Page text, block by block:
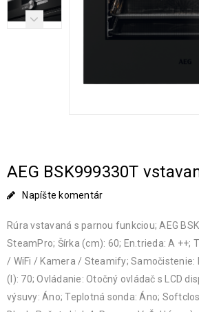
AEG BSK999330T
Napíšte komentár
Rúra vstavaná s parnou funkciou; AEG
SteamPro; Šírka (cm): 60; En.trieda: A ++;
/ WiFi / Kamera / Steamify; Samočistenie:
(l): 70; Ovládanie: Otočný ovládač s LCD
výsuvy: Áno; Teplotná sonda: Áno;